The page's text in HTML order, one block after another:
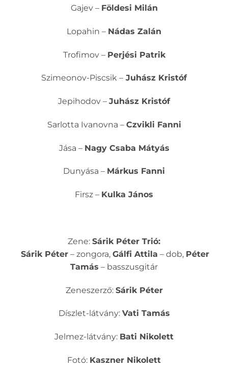
Gajev – Földesi Milán
Lopahin – Nádas Zalán
Trofimov – Perjési Patrik
Szimeonov-Piscsik – Juhász Kristóf
Jepihodov – Juhász Kristóf
Sarlotta Ivanovna – Czvikli Fanni
Jása – Nagy Csaba Mátyás
Dunyása – Márkus Fanni
Firsz – Kulka János
Zene: Sárik Péter Trió:
Sárik Péter – zongora, Gálfi Attila – dob, Péter
Tamás – basszusgitár
Zeneszerző: Sárik Péter
Díszlet-látvány: Vati Tamás
Jelmez-látvány: Bati Nikolett
Fotó: Kaszner Nikolett